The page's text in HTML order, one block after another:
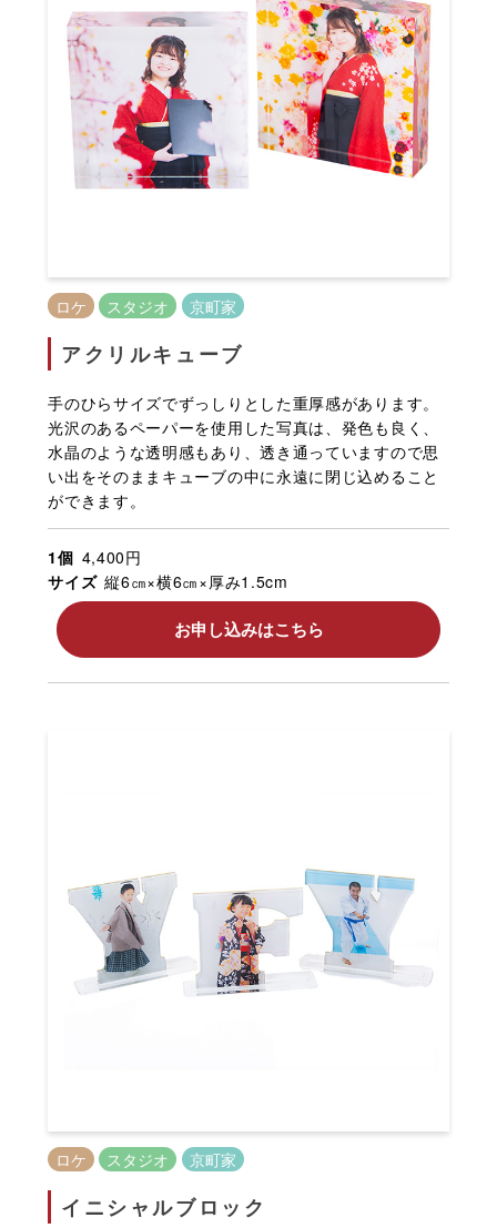
ロケ スタジオ 京町家
アクリルキューブ
手のひらサイズでずっしりとした重厚感があります。
光沢のあるペーパーを使用した写真は、発色も良く、
水晶のような透明感もあり、透き通っていますので思
い出をそのままキューブの中に永遠に閉じ込めること
ができます。
1個 4,400円
サイズ 縦6㎝×横6㎝×厚み1.5cm
お申し込みはこちら
ロケ スタジオ 京町家
イニシャルブロック